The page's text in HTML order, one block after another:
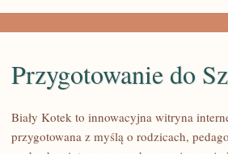
Przygotowanie do
Biały Kotek to innowacyjna witryna
przygotowana z myślą o rodzicach,